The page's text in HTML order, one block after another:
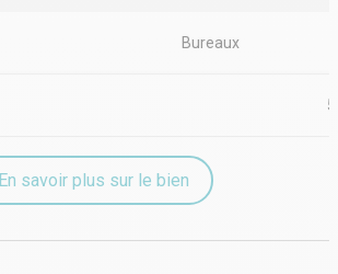
Bureaux
En savoir plus sur le bien